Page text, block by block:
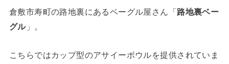
倉敷市寿町の路地裏にあるベーグル屋さん「路地裏ベー
グル」。
こちらではカップ型のアサイーボウルを提供されていま